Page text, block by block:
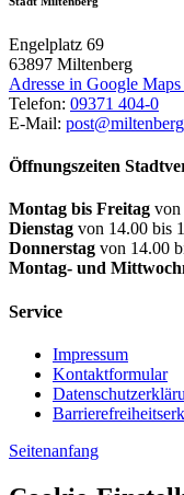
Engelplatz 69
63897 Miltenberg
Adresse in Google Maps
Telefon: 09371 404-0
E-Mail:
Öffnungszeiten
Montag bis Freitag von
Dienstag von 14.00 bis
Donnerstag von 14.00
Montag- und
Service
Impressum
Kontaktformular
Seitenanfang